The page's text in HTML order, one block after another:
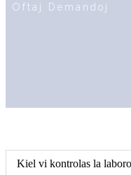
Oftaj Demandoj
Kiel vi kontrolas la